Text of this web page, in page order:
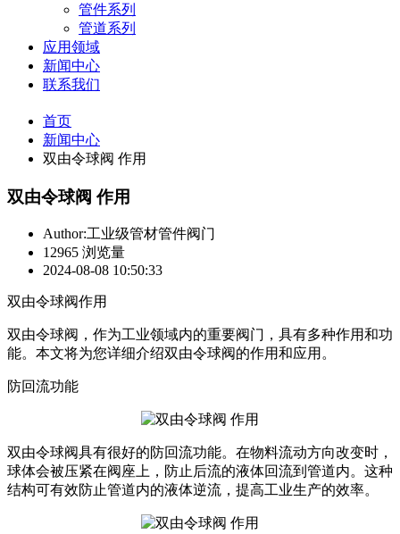
管件系列
管道系列
应用领域
新闻中心
联系我们
首页
新闻中心
双由令球阀 作用
双由令球阀 作用
Author:工业级管材管件阀门
12965 浏览量
2024-08-08 10:50:33
双由令球阀作用
双由令球阀，作为工业领域内的重要阀门，具有多种作用和功
能。本文将为您详细介绍双由令球阀的作用和应用。
防回流功能
双由令球阀具有很好的防回流功能。在物料流动方向改变时，
球体会被压紧在阀座上，防止后流的液体回流到管道内。这种
结构可有效防止管道内的液体逆流，提高工业生产的效率。